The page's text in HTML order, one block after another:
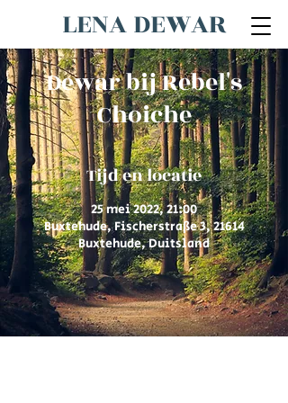
LENA DEWAR
Dewar bij Rebel's
Choiche
Tijd en locatie
25 mei 2022, 21:00
Buxtehude, Fischerstraße 3, 21614
Buxtehude, Duitsland